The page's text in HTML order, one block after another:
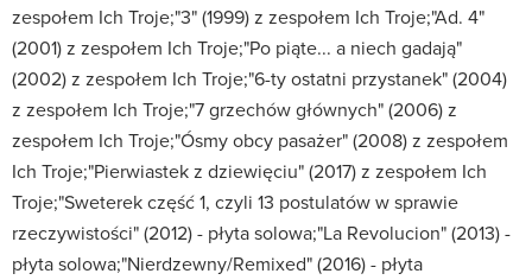
zespołem Ich Troje;"3" (1999) z zespołem Ich Troje;"Ad. 4"
(2001) z zespołem Ich Troje;"Po piąte... a niech gadają"
(2002) z zespołem Ich Troje;"6-ty ostatni przystanek" (2004)
z zespołem Ich Troje;"7 grzechów głównych" (2006) z
zespołem Ich Troje;"Ósmy obcy pasażer" (2008) z zespołem
Ich Troje;"Pierwiastek z dziewięciu" (2017) z zespołem Ich
Troje;"Sweterek część 1, czyli 13 postulatów w sprawie
rzeczywistości" (2012) - płyta solowa;"La Revolucion" (2013) -
płyta solowa;"Nierdzewny/Remixed" (2016) - płyta